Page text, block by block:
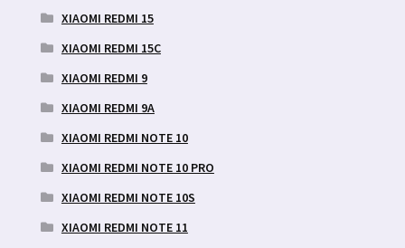
XIAOMI REDMI 15
XIAOMI REDMI 15C
XIAOMI REDMI 9
XIAOMI REDMI 9A
XIAOMI REDMI NOTE 10
XIAOMI REDMI NOTE 10 PRO
XIAOMI REDMI NOTE 10S
XIAOMI REDMI NOTE 11